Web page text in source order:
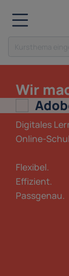
Wir
Digitales
Online-
Flexibel.
Effizient.
Passgenau.